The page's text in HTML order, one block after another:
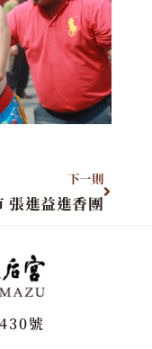
下一則
張進益進香團
號